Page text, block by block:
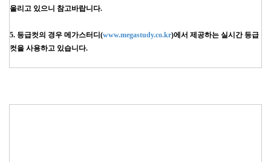
올리고 있으니 참고바랍니다.
5. 등급컷의 경우 메가스터디(www.megastudy.co.kr)에서 제공하는 실시간 등급
컷을 사용하고 있습니다.